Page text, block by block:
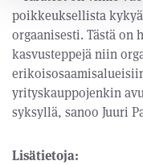
poikkeuksellista
orgaanisesti. Tästä on
kasvusteppejä niin
yrityskauppojenkin
syksyllä, sanoo Juuri
Lisätietoja: